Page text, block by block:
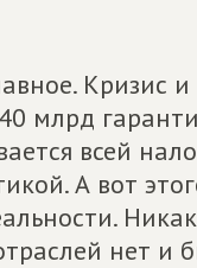
Кризис
млрд
всей
А вот
нет и